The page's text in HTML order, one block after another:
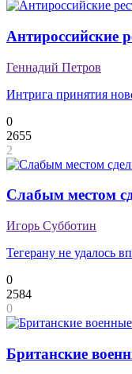
Антироссийские
Геннадий Петров
Интрига принятия
0
2655
2
Слабым местом
Игорь Субботин
Тегерану не удалось
0
2584
0
Британские